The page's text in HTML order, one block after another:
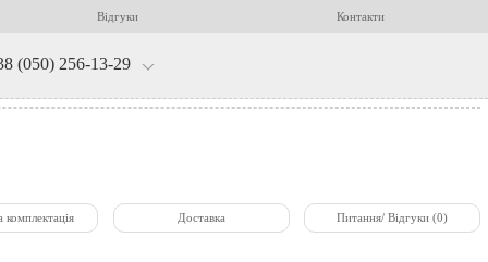
Відгуки Контакти
(050) 256-13-29
комплектація Доставка Питання/ Відгуки (0)